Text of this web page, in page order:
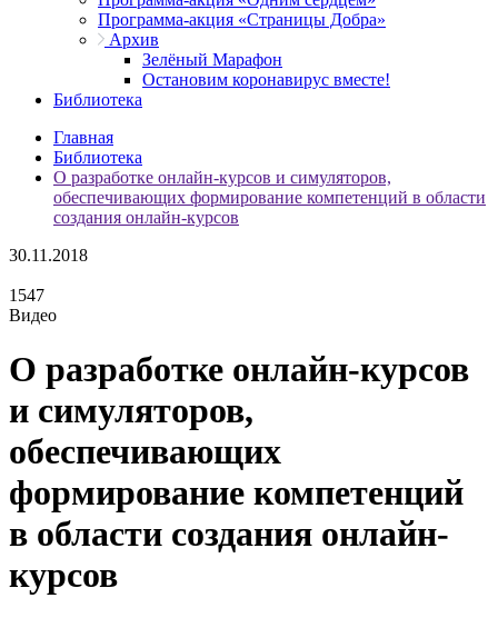
Программа-акция «Страницы Добра»
Архив
Зелёный Марафон
Остановим коронавирус вместе!
Библиотека
Главная
Библиотека
О разработке онлайн-курсов и симуляторов,
обеспечивающих формирование компетенций в области
создания онлайн-курсов
30.11.2018
1547
Видео
О разработке онлайн-курсов
и симуляторов,
обеспечивающих
формирование компетенций
в области создания онлайн-
курсов